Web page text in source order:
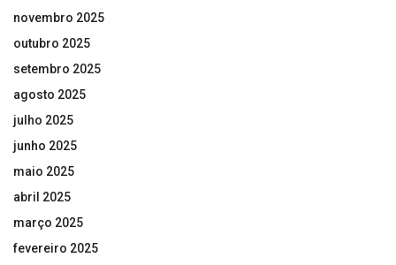
novembro 2025
outubro 2025
setembro 2025
agosto 2025
julho 2025
junho 2025
maio 2025
abril 2025
março 2025
fevereiro 2025